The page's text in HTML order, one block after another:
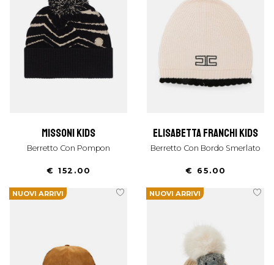
missoni kids
Berretto Con Pompon
€ 152.00
elisabetta franchi kids
Berretto Con Bordo Smerlato
€ 65.00
NUOVI ARRIVI NUOVI ARRIVI